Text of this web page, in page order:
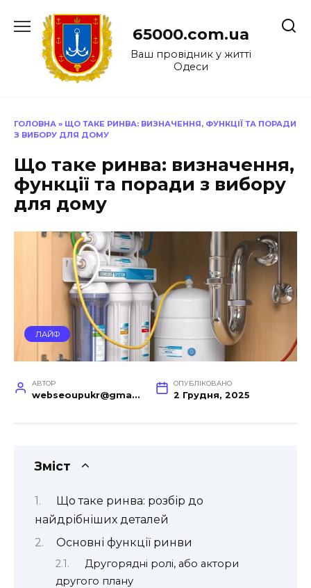
до
65000.com.ua
Ваш провідник у житті
Одеси
ГОЛОВНА » ЩО ТАКЕ РИНВА: ВИЗНАЧЕННЯ, ФУНКЦІЇ ТА ПОРАДИ
З ВИБОРУ ДЛЯ ДОМУ
Що таке ринва: визначення,
функції та поради з вибору
для дому
ЛАЙФ
АВТОР
webseoupukr@gmail.com
ОПУБЛІКОВАНО
2 Грудня, 2025
Зміст
Що таке ринва: розбір до
найдрібніших деталей
Основні функції ринви
Другорядні ролі, або актори
другого плану